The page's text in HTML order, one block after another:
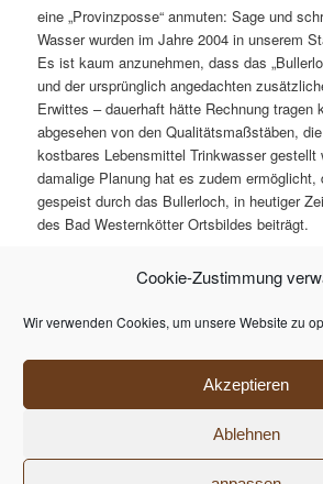
Cookie-Zustimmung
Wir verwenden Cookies, um unsere Website zu
Akzeptieren
Ablehnen
eine „Provinzposse“ anmuten: Sage und
Wasser wurden im Jahre 2004 in unserem
Es ist kaum anzunehmen, dass das
und der ursprünglich angedachten
Erwittes – dauerhaft hätte Rechnung tragen
abgesehen von den Qualitätsmaßstäben,
kostbares Lebensmittel Trinkwasser gestellt
damalige Planung hat es zudem ermöglicht,
gespeist durch das Bullerloch, in heutiger
des Bad Westernkötter Ortsbildes beiträgt.
Stadtarchiv Erwitte C1, 1100-1106,
Mitteilung Wolfgang Hasse,
Datenschutzerklärung Stolz